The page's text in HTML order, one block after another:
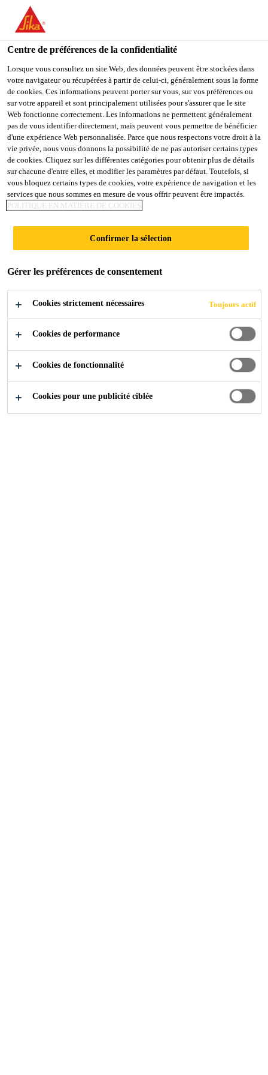
You are accessing "Sika Schweiz AG", it seems you are
accessing it from "États-Unis". We have a dedicated website for
your country.
TO
SIKA
USA
STAY ON THE SIKA
SCHWEIZ AG WEBSITE
SELECT A
COUNTRY
Sika Schweiz AG
HERON TOWER,
106-126
BISHOPSGATE
Heron Tower, 106-126 Bishopsgate
2010 LONDON, UNITED KINGDOM
Centre de préférences de la confidentialité
Lorsque vous consultez un site Web, des données peuvent être stockées dans
votre navigateur ou récupérées à partir de celui-ci, généralement sous la forme
de cookies. Ces informations peuvent porter sur vous, sur vos préférences ou
sur votre appareil et sont principalement utilisées pour s'assurer que le site
Web fonctionne correctement. Les informations ne permettent généralement
pas de vous identifier directement, mais peuvent vous permettre de bénéficier
d'une expérience Web personnalisée. Parce que nous respectons votre droit à la
vie privée, nous vous donnons la possibilité de ne pas autoriser certains types
de cookies. Cliquez sur les différentes catégories pour obtenir plus de détails
sur chacune d'entre elles, et modifier les paramètres par défaut. Toutefois, si
vous bloquez certains types de cookies, votre expérience de navigation et les
services que nous sommes en mesure de vous offrir peuvent être impactés.
POLITIQUE EN MATIÈRE DE COOKIES
Confirmer la sélection
Gérer les préférences de consentement
Cookies strictement nécessaires Toujours actif
Cookies de performance
Cookies de fonctionnalité
Cookies pour une publicité ciblée